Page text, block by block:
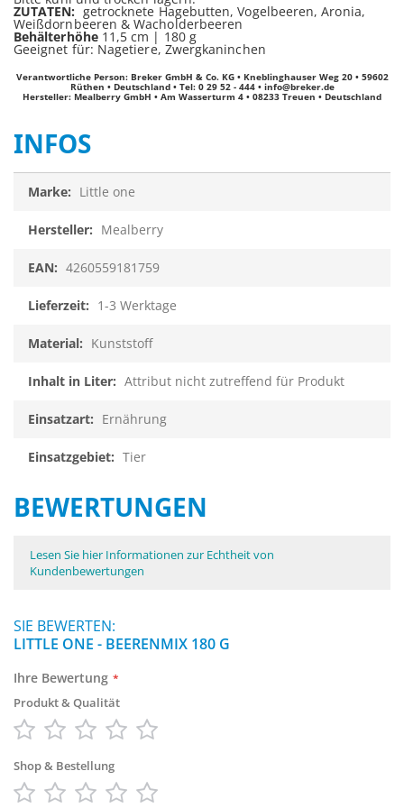
ZUTATEN: getrocknete Hagebutten, Vogelbeeren, Aronia,
Weißdornbeeren & Wacholderbeeren
Behälterhöhe 11,5 cm | 180 g
Geeignet für: Nagetiere, Zwergkaninchen
Verantwortliche Person: Breker GmbH & Co. KG • Kneblinghauser Weg 20 • 59602
Rüthen • Deutschland • Tel: 0 29 52 - 444 • info@breker.de
Hersteller: Mealberry GmbH • Am Wasserturm 4 • 08233 Treuen • Deutschland
INFOS
Little one
Mealberry
4260559181759
1-3 Werktage
Kunststoff
Attribut nicht zutreffend für Produkt
Ernährung
Tier
BEWERTUNGEN
Lesen Sie hier Informationen zur Echtheit von
Kundenbewertungen
SIE BEWERTEN:
LITTLE ONE - BEERENMIX 180 G
Ihre Bewertung
Produkt & Qualität
star
stars
stars
stars
stars
Shop & Bestellung